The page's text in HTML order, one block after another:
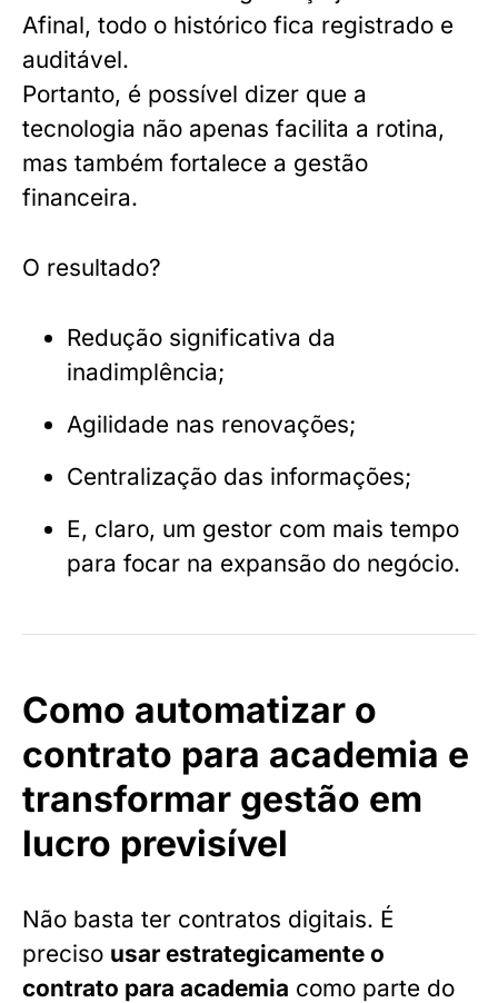
Afinal, todo o histórico fica registrado e
auditável.
Portanto, é possível dizer que a
tecnologia não apenas facilita a rotina,
mas também fortalece a gestão
financeira.
O resultado?
Redução significativa da
inadimplência;
Agilidade nas renovações;
Centralização das informações;
E, claro, um gestor com mais tempo
para focar na expansão do negócio.
Como automatizar o
contrato para academia e
transformar gestão em
lucro previsível
Não basta ter contratos digitais. É
preciso usar estrategicamente o
contrato para academia como parte do